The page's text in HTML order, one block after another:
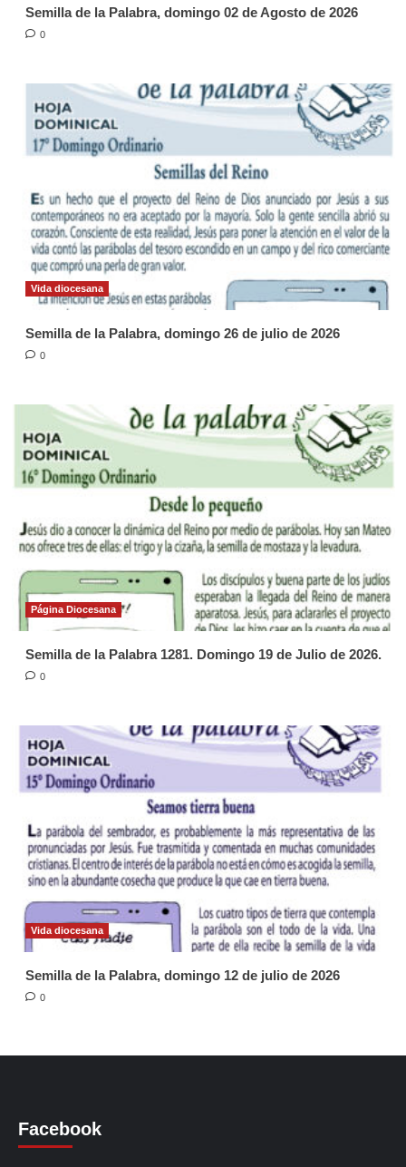
Semilla de la Palabra, domingo 02 de Agosto de 2026
0
Vida diocesana
Semilla de la Palabra, domingo 26 de julio de 2026
0
Página Diocesana
Semilla de la Palabra 1281. Domingo 19 de Julio de 2026.
0
Vida diocesana
Semilla de la Palabra, domingo 12 de julio de 2026
0
Facebook